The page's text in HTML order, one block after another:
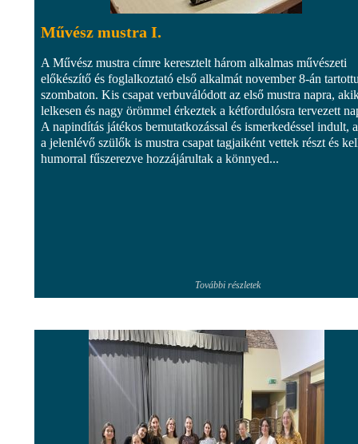
Művész mustra I.
A Művész mustra címre keresztelt három alkalmas művészeti
előkészítő és foglalkoztató első alkalmát november 8-án
szombaton. Kis csapat verbuválódott az első mustra napra,
lelkesen és nagy örömmel érkeztek a kétfordulósra tervezett
A napindítás játékos bemutatkozással és ismerkedéssel indult,
a jelenlévő szülők is mustra csapat tagjaiként vettek részt és
humorral fűszerezve hozzájárultak a könnyed...
További részletek